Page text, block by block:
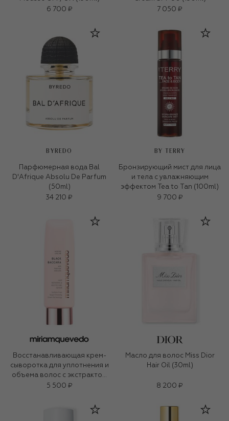
6 700 ₽
7 050 ₽
BYREDO
Парфюмерная вода Bal
D'Afrique Absolu De Parfum
(50ml)
34 210 ₽
BY TERRY
Бронзирующий мист для лица
и тела с увлажняющим
эффектом Tea to Tan (100ml)
9 700 ₽
Восстанавливающая крем-
сыворотка для уплотнения и
объема волос с экстрактом
розы (100ml)
5 500 ₽
Масло для волос Miss Dior
Hair Oil (30ml)
8 200 ₽